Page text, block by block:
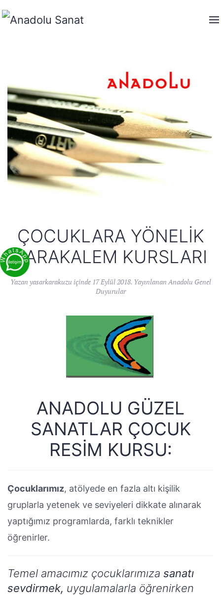
ÇOCUKLARA YÖNELIK
KARAKALEM KURSLARI
Yazan yasarkarakuzu içinde 17 Eylül 2018. Yayınlanan Anadolu Genel
Duyurular
ANADOLU GÜZEL
SANATLAR ÇOCUK
RESİM KURSU:
Çocuklarımız, atölyede en fazla altı kişilik
gruplarla yetenek ve seviyeleri dikkate alınarak
yaptığımız programlarda, farklı teknikler
öğrenirler.
Temel amacımız çocuklarımıza sanatı
sevdirmek, uygulamalarla öğrenirken